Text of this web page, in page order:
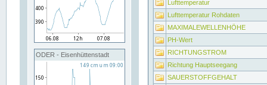
ODER - Eisenhüttenstadt
Lufttemperatur
Lufttemperatur Rohdaten
MAXIMALEWELLENHÖHE
PH-Wert
RICHTUNGSTROM
Richtung Hauptseegang
SAUERSTOFFGEHALT